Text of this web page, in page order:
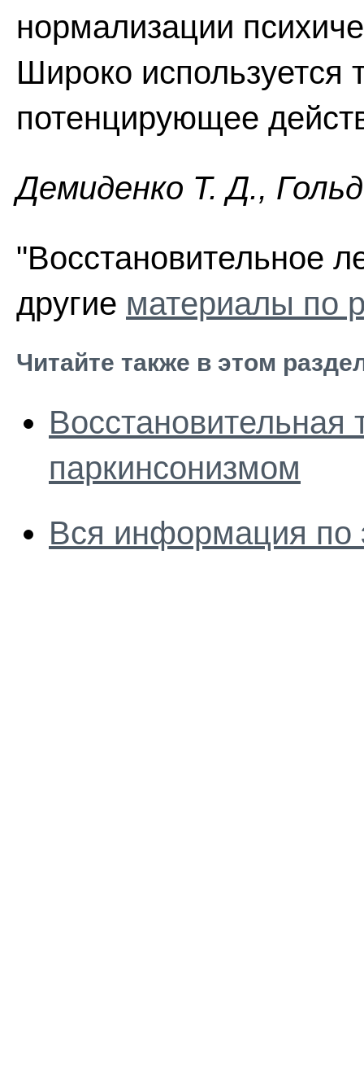
нормализации
Широко
потенцирующее
Демиденко Т. Д.,
"Восстановительное
другие материалы по
Читайте также в этом
Восстановительная
паркинсонизмом
Вся информация по